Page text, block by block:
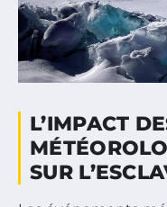
L’IMPACT
SUR